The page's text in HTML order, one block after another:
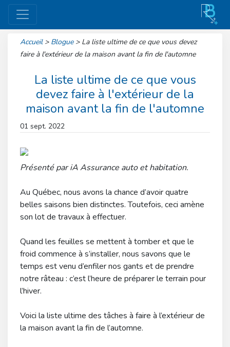
Accueil > Blogue > La liste ultime de ce que vous devez
faire à l'extérieur de la maison avant la fin de l'automne
La liste ultime de ce que vous
devez faire à l'extérieur de la
maison avant la fin de l'automne
01 sept. 2022
Présenté par iA Assurance auto et habitation.
Au Québec, nous avons la chance d’avoir quatre
belles saisons bien distinctes. Toutefois, ceci amène
son lot de travaux à effectuer.
Quand les feuilles se mettent à tomber et que le
froid commence à s’installer, nous savons que le
temps est venu d’enfiler nos gants et de prendre
notre râteau : c’est l’heure de préparer le terrain pour
l’hiver.
Voici la liste ultime des tâches à faire à l’extérieur de
la maison avant la fin de l’automne.